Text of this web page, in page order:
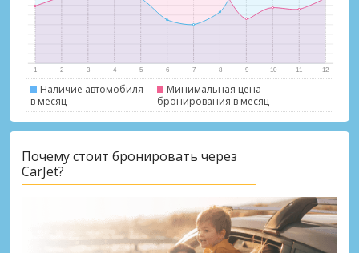
Лучшие сбережения
Наличие автомобиля
в месяц
Минимальная цена
бронирования в месяц
Почему стоит бронировать через
CarJet?